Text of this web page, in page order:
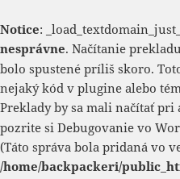
Notice:
nesprávne. Načítanie
bolo spustené príliš skoro.
nejaký kód v plugine alebo
Preklady by sa mali načítať pri
pozrite si Debugovanie vo
(Táto správa bola pridaná vo
/home/backpackeri/